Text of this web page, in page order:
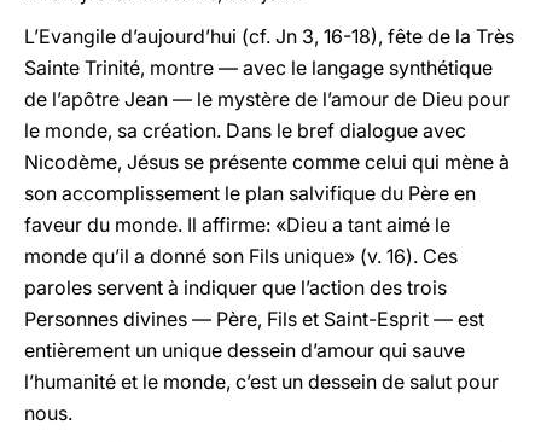
L’Evangile d’aujourd’hui (cf. Jn 3, 16-18), fête de la Très
Sainte Trinité, montre — avec le langage synthétique
de l’apôtre Jean — le mystère de l’amour de Dieu pour
le monde, sa création. Dans le bref dialogue avec
Nicodème, Jésus se présente comme celui qui mène à
son accomplissement le plan salvifique du Père en
faveur du monde. Il affirme: «Dieu a tant aimé le
monde qu’il a donné son Fils unique» (v. 16). Ces
paroles servent à indiquer que l’action des trois
Personnes divines — Père, Fils et Saint-Esprit — est
entièrement un unique dessein d’amour qui sauve
l’humanité et le monde, c’est un dessein de salut pour
nous.